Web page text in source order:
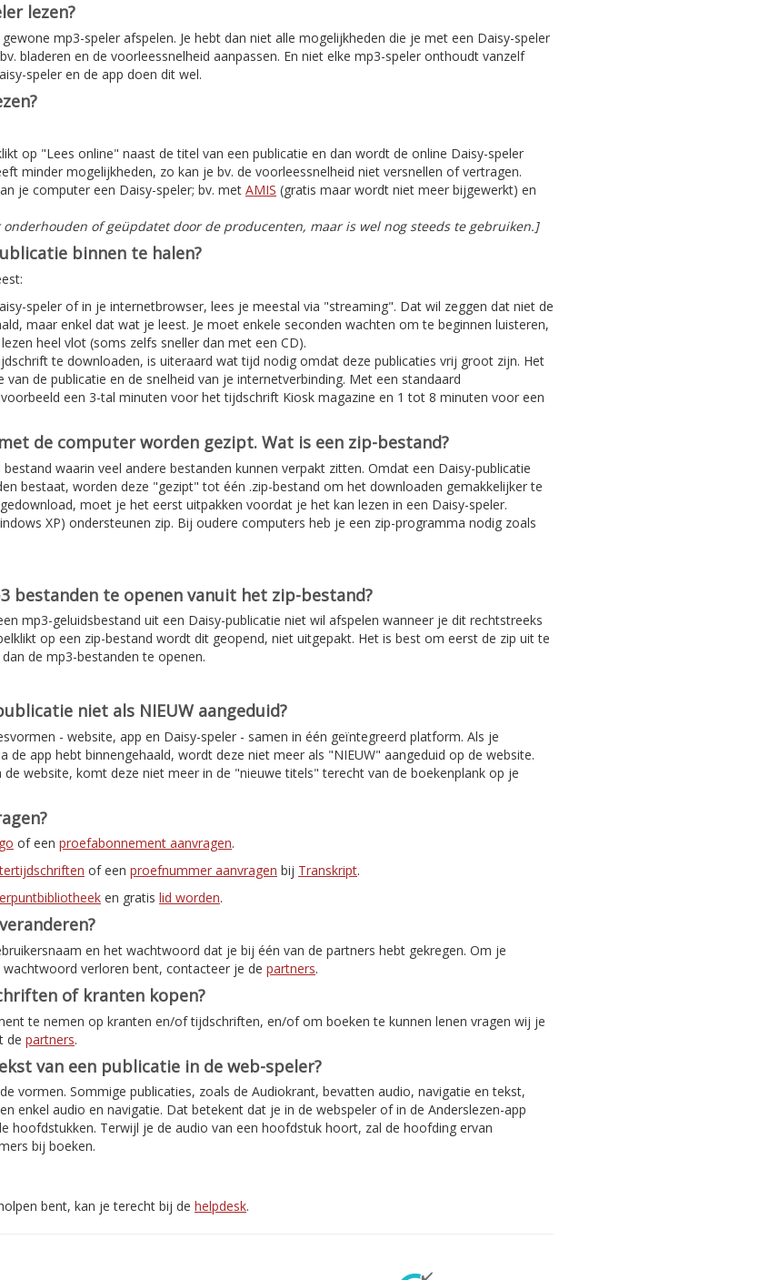
lezen?
mp3-speler afspelen. Je hebt dan niet alle mogelijkheden die je met een Daisy-speler
bladeren en de voorleessnelheid aanpassen. En niet elke mp3-speler onthoudt vanzelf
speler en de app doen dit wel.
op "Lees online" naast de titel van een publicatie en dan wordt de online Daisy-speler
minder mogelijkheden, zo kan je bv. de voorleessnelheid niet versnellen of vertragen.
je computer een Daisy-speler; bv. met AMIS (gratis maar wordt niet meer bijgewerkt) en
of geüpdatet door de producenten, maar is wel nog steeds te gebruiken.]
binnen te halen?
speler of in je internetbrowser, lees je meestal via "streaming". Dat wil zeggen dat niet de
maar enkel dat wat je leest. Je moet enkele seconden wachten om te beginnen luisteren,
heel vlot (soms zelfs sneller dan met een CD).
te downloaden, is uiteraard wat tijd nodig omdat deze publicaties vrij groot zijn. Het
de publicatie en de snelheid van je internetverbinding. Met een standaard
een 3-tal minuten voor het tijdschrift Kiosk magazine en 1 tot 8 minuten voor een
de computer worden gezipt. Wat is een zip-bestand?
waarin veel andere bestanden kunnen verpakt zitten. Omdat een Daisy-publicatie
bestaat, worden deze "gezipt" tot één .zip-bestand om het downloaden gemakkelijker te
moet je het eerst uitpakken voordat je het kan lezen in een Daisy-speler.
XP) ondersteunen zip. Bij oudere computers heb je een zip-programma nodig zoals
bestanden te openen vanuit het zip-bestand?
mp3-geluidsbestand uit een Daisy-publicatie niet wil afspelen wanneer je dit rechtstreeks
op een zip-bestand wordt dit geopend, niet uitgepakt. Het is best om eerst de zip uit te
de mp3-bestanden te openen.
niet als NIEUW aangeduid?
- website, app en Daisy-speler - samen in één geïntegreerd platform. Als je
de app hebt binnengehaald, wordt deze niet meer als "NIEUW" aangeduid op de website.
website, komt deze niet meer in de "nieuwe titels" terecht van de boekenplank op je
of een proefabonnement aanvragen.
of een proefnummer aanvragen bij Transkript.
en gratis lid worden.
en het wachtwoord dat je bij één van de partners hebt gekregen. Om je
verloren bent, contacteer je de partners.
of kranten kopen?
te nemen op kranten en/of tijdschriften, en/of om boeken te kunnen lenen vragen wij je
de partners.
van een publicatie in de web-speler?
vormen. Sommige publicaties, zoals de Audiokrant, bevatten audio, navigatie en tekst,
enkel audio en navigatie. Dat betekent dat je in de webspeler of in de Anderslezen-app
hoofdstukken. Terwijl je de audio van een hoofdstuk hoort, zal de hoofding ervan
bij boeken.
bent, kan je terecht bij de helpdesk.